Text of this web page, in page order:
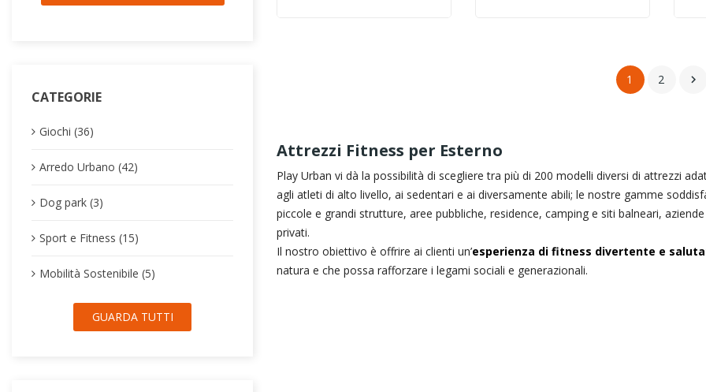
CATEGORIE
Giochi (36)
Arredo Urbano (42)
Dog park (3)
Sport e Fitness (15)
Mobilità Sostenibile (5)
GUARDA TUTTI
1 2 
Attrezzi Fitness per Esterno
Play Urban vi dà la possibilità di scegliere tra più di 200 modelli diversi di attrezzi
agli atleti di alto livello, ai sedentari e ai diversamente abili; le nostre gamme
piccole e grandi strutture, aree pubbliche, residence, camping e siti balneari,
privati.
Il nostro obiettivo è offrire ai clienti un’esperienza di fitness divertente e
natura e che possa rafforzare i legami sociali e generazionali.